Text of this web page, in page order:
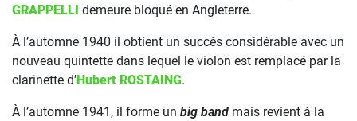
GRAPPELLI demeure bloqué en Angleterre.
À l’automne 1940 il obtient un succès considérable avec un
nouveau quintette dans lequel le violon est remplacé par la
clarinette d’Hubert ROSTAING.
À l’automne 1941, il forme un big band mais revient à la